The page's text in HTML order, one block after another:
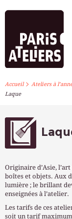
Accueil> Ateliers à
Laque
Originaire d’Asie, l’art
boîtes et objets. Aux
lumière ; le brillant
enseignées à l’atelier.
Les tarifs de ces
soit un tarif maximum